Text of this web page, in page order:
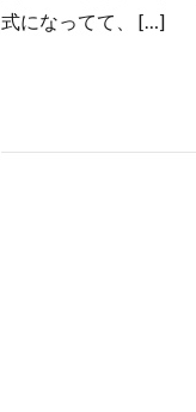
式になってて、 […]